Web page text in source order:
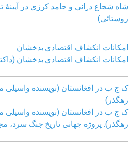
شاه شجاع درانی و حامد کرزی در آیینۀ
روستائی)
امکانات انکشاف اقتصادی بدخشان
امکانات انکشاف اقتصادی بدخشان
ک ج ب در افغانستان (نویسنده واسیلی
رهگذر)
ک ج ب در افغانستان (نویسنده واسیلی
رهگذر). پروژه جهانی تاریخ جنگ سرد،